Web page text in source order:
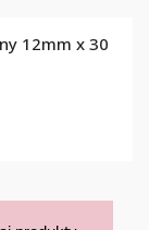
12mm x 30